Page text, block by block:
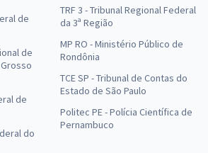
de
de
de
do
TRF 3 - Tribunal Regional Federal
da 3ª Região
MP RO - Ministério Público de
Rondônia
TCE SP - Tribunal de Contas do
Estado de São Paulo
Politec PE - Polícia Científica de
Pernambuco